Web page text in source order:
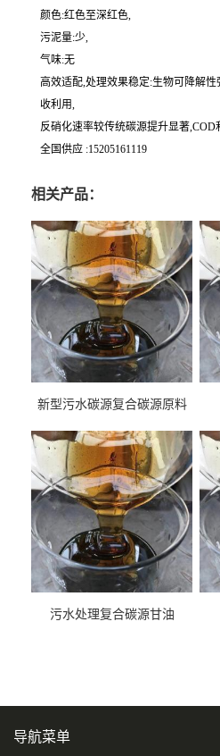
颜色:红色至深红色,
污泥量:少,
气味:无
高效适配,处理效果稳定:生物可降解
收利用,
反硝化速率较传统碳源提升显著,COD
全国供应 :15205161119
相关产品：
新型污水碳源复合碳源原料
污水处理复合碳源甘油
导航菜单